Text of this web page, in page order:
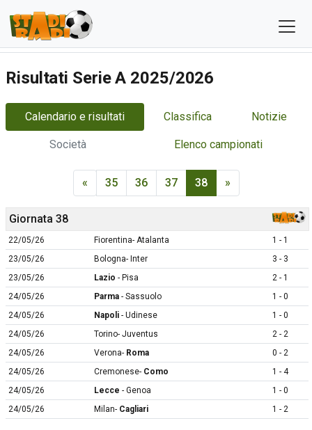
Risultati Serie A 2025/2026
Calendario e risultati Classifica Notizie
Società Elenco campionati
« 35 36 37 38 »
Giornata 38
22/05/26 Fiorentina- Atalanta
1 - 1
23/05/26
Bologna- Inter
3 - 3
23/05/26
Lazio - Pisa
2 - 1
24/05/26
Parma - Sassuolo
1 - 0
24/05/26
Napoli - Udinese
1 - 0
24/05/26
Torino- Juventus
2 - 2
24/05/26
Verona- Roma
0 - 2
24/05/26
Cremonese- Como
1 - 4
24/05/26
Lecce - Genoa
1 - 0
24/05/26
Milan- Cagliari 1 - 2